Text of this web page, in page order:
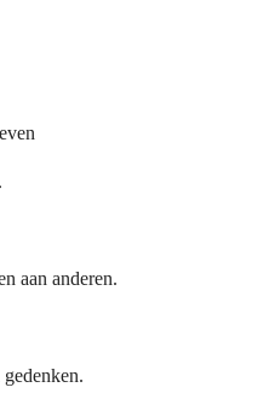
aan anderen.